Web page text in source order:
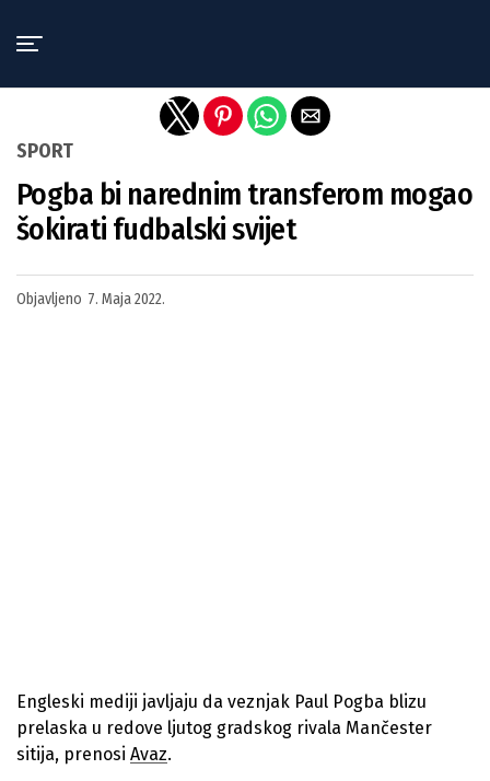
SPORT
Pogba bi narednim transferom mogao
šokirati fudbalski svijet
Objavljeno 7. Maja 2022.
Engleski mediji javljaju da veznjak Paul Pogba blizu
prelaska u redove ljutog gradskog rivala Mančester
sitija, prenosi Avaz.